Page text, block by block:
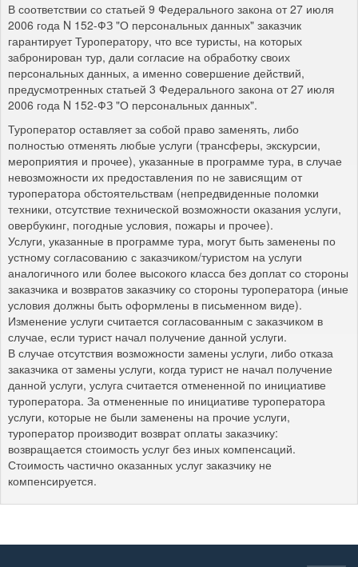
В соответствии со статьей 9 Федерального закона от 27 июля
2006 года N 152-ФЗ "О персональных данных" заказчик
гарантирует Туроператору, что все туристы, на которых
забронирован тур, дали согласие на обработку своих
персональных данных, а именно совершение действий,
предусмотренных статьей 3 Федерального закона от 27 июля
2006 года N 152-ФЗ "О персональных данных".
Туроператор оставляет за собой право заменять, либо
полностью отменять любые услуги (трансферы, экскурсии,
мероприятия и прочее), указанные в программе тура, в случае
невозможности их предоставления по не зависящим от
туроператора обстоятельствам (непредвиденные поломки
техники, отсутствие технической возможности оказания услуги,
овербукинг, погодные условия, пожары и прочее).
Услуги, указанные в программе тура, могут быть заменены по
устному согласованию с заказчиком/туристом на услуги
аналогичного или более высокого класса без доплат со стороны
заказчика и возвратов заказчику со стороны туроператора (иные
условия должны быть оформлены в письменном виде).
Изменение услуги считается согласованным с заказчиком в
случае, если турист начал получение данной услуги.
В случае отсутствия возможности замены услуги, либо отказа
заказчика от замены услуги, когда турист не начал получение
данной услуги, услуга считается отмененной по инициативе
туроператора. За отмененные по инициативе туроператора
услуги, которые не были заменены на прочие услуги,
туроператор производит возврат оплаты заказчику:
возвращается стоимость услуг без иных компенсаций.
Стоимость частично оказанных услуг заказчику не
компенсируется.